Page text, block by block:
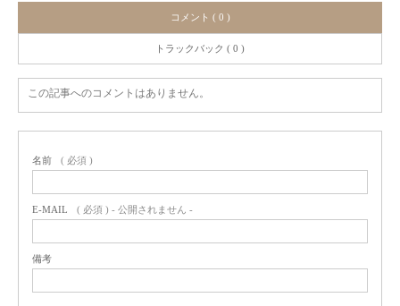
コメント ( 0 )
トラックバック ( 0 )
この記事へのコメントはありません。
名前 ( 必須 )
E-MAIL ( 必須 ) - 公開されません -
備考